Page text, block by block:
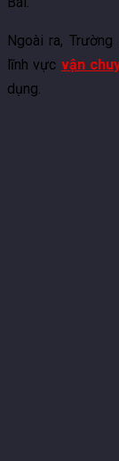
Ngoài ra,
lĩnh vực vận
dụng.